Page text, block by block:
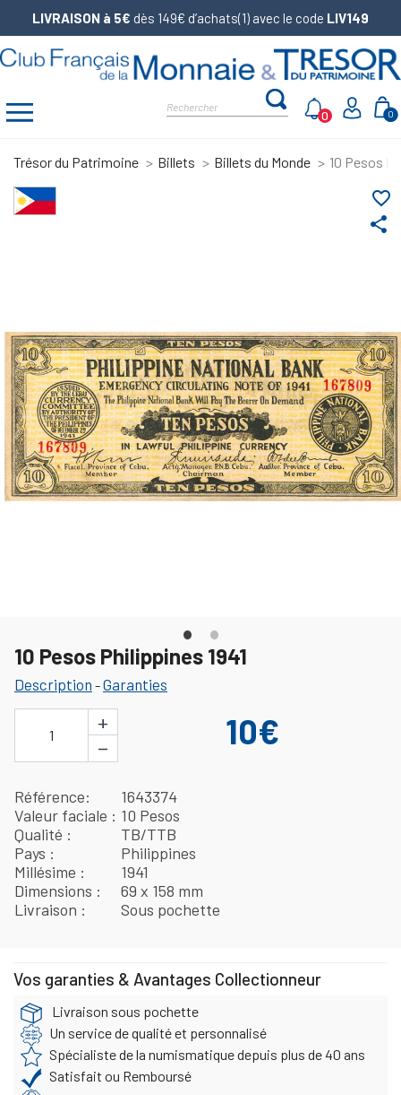
LIVRAISON à 5€ dès 149€ d’achats(1) avec le code LIV149
0
0
Trésor du Patrimoine Billets Billets du Monde 10 Pesos
share
favorite_border
10 Pesos Philippines 1941
Description -Garanties
1
+
−
10€
Référence
1643374
Valeur faciale
10 Pesos
Qualité
TB/TTB
Pays
Philippines
Millésime
1941
Dimensions
69 x 158 mm
Livraison
Sous pochette
Vos garanties & Avantages Collectionneur
Livraison sous pochette
Un service de qualité et personnalisé
Spécialiste de la numismatique depuis plus de 40 ans
Satisfait ou Remboursé